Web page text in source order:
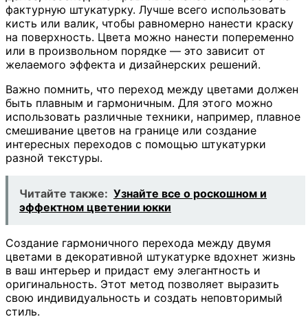
фактурную штукатурку. Лучше всего использовать
кисть или валик, чтобы равномерно нанести краску
на поверхность. Цвета можно нанести попеременно
или в произвольном порядке — это зависит от
желаемого эффекта и дизайнерских решений.
Важно помнить, что переход между цветами должен
быть плавным и гармоничным. Для этого можно
использовать различные техники, например, плавное
смешивание цветов на границе или создание
интересных переходов с помощью штукатурки
разной текстуры.
Читайте также: Узнайте все о роскошном и
эффектном цветении юкки
Создание гармоничного перехода между двумя
цветами в декоративной штукатурке вдохнет жизнь
в ваш интерьер и придаст ему элегантность и
оригинальность. Этот метод позволяет выразить
свою индивидуальность и создать неповторимый
стиль.